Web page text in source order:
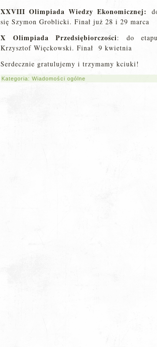
XXVIII Olimpiada Wiedzy Ekonomicznej:
się Szymon Groblicki. Finał już 28 i 29 marca
X Olimpiada Przedsiębiorczości: do
Krzysztof Więckowski. Finał 9 kwietnia
Serdecznie gratulujemy i trzymamy kciuki!
Kategoria: Wiadomości ogólne